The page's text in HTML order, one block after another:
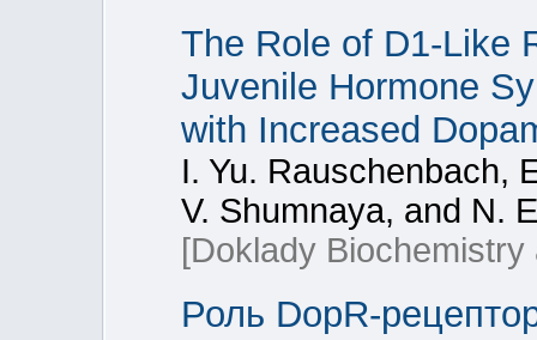
The Role of D1-Like
Juvenile Hormone
with Increased
I. Yu. Rauschenbach,
V. Shumnaya, and N.
[Doklady
Роль DopR-